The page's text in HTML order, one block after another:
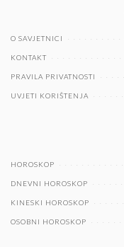
O SAVJETNICI
KONTAKT
PRAVILA PRIVATNOSTI
UVJETI KORIŠTENJA
HOROSKOP
DNEVNI HOROSKOP
KINESKI HOROSKOP
OSOBNI HOROSKOP